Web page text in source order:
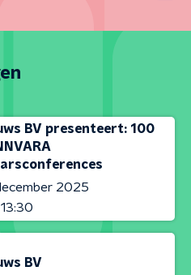
BV presenteert: 100
2025
BV